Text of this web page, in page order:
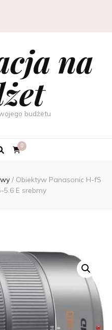
na
budżetu
0
/ Obiektyw Panasonic H-fS
5.6 E srebrny